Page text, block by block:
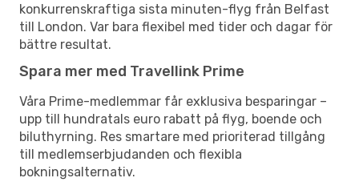
konkurrenskraftiga sista minuten-flyg från Belfast
till London. Var bara flexibel med tider och dagar för
bättre resultat.
Spara mer med Travellink Prime
Våra Prime-medlemmar får exklusiva besparingar –
upp till hundratals euro rabatt på flyg, boende och
biluthyrning. Res smartare med prioriterad tillgång
till medlemserbjudanden och flexibla
bokningsalternativ.